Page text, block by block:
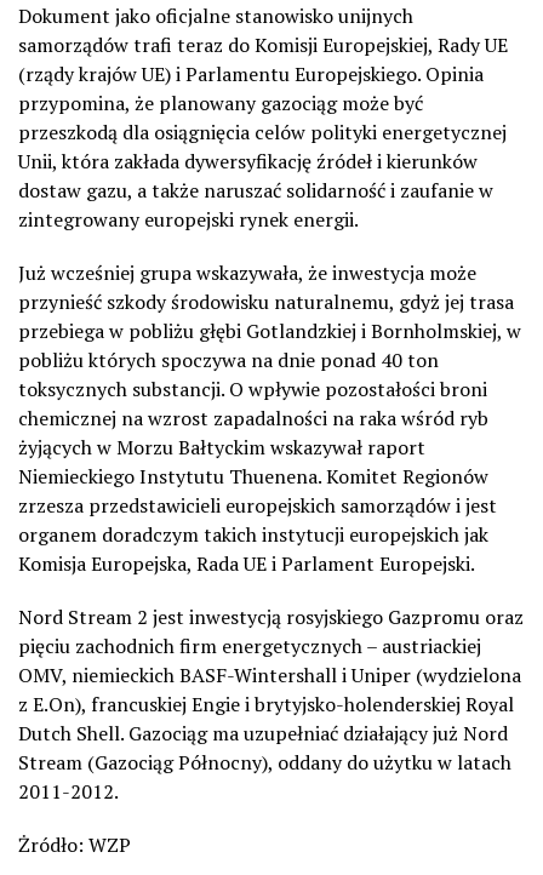
Dokument jako oficjalne stanowisko unijnych
samorządów trafi teraz do Komisji Europejskiej, Rady UE
(rządy krajów UE) i Parlamentu Europejskiego. Opinia
przypomina, że planowany gazociąg może być
przeszkodą dla osiągnięcia celów polityki energetycznej
Unii, która zakłada dywersyfikację źródeł i kierunków
dostaw gazu, a także naruszać solidarność i zaufanie w
zintegrowany europejski rynek energii.
Już wcześniej grupa wskazywała, że inwestycja może
przynieść szkody środowisku naturalnemu, gdyż jej trasa
przebiega w pobliżu głębi Gotlandzkiej i Bornholmskiej, w
pobliżu których spoczywa na dnie ponad 40 ton
toksycznych substancji. O wpływie pozostałości broni
chemicznej na wzrost zapadalności na raka wśród ryb
żyjących w Morzu Bałtyckim wskazywał raport
Niemieckiego Instytutu Thuenena. Komitet Regionów
zrzesza przedstawicieli europejskich samorządów i jest
organem doradczym takich instytucji europejskich jak
Komisja Europejska, Rada UE i Parlament Europejski.
Nord Stream 2 jest inwestycją rosyjskiego Gazpromu oraz
pięciu zachodnich firm energetycznych – austriackiej
OMV, niemieckich BASF-Wintershall i Uniper (wydzielona
z E.On), francuskiej Engie i brytyjsko-holenderskiej Royal
Dutch Shell. Gazociąg ma uzupełniać działający już Nord
Stream (Gazociąg Północny), oddany do użytku w latach
2011-2012.
Żródło: WZP